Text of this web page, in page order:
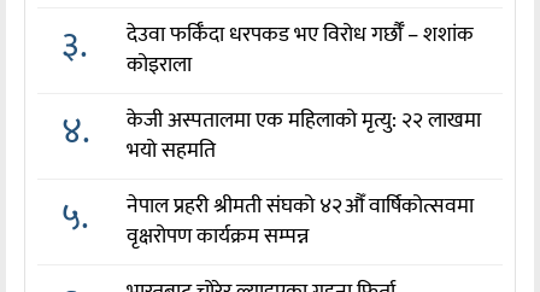
३.
देउवा फर्किँदा धरपकड भए विरोध गर्छौँं – शशांक
कोइराला
४.
केजी अस्पतालमा एक महिलाको मृत्यु: २२ लाखमा
भयो सहमति
५.
नेपाल प्रहरी श्रीमती संघको ४२औँ वार्षिकोत्सवमा
वृक्षरोपण कार्यक्रम सम्पन्न